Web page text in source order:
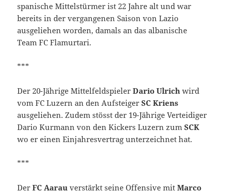
spanische Mittelstürmer ist 22 Jahre alt und war
bereits in der vergangenen Saison von Lazio
ausgeliehen worden, damals an das albanische
Team FC Flamurtari.
***
Der 20-Jährige MittelfeldspielerDario Ulrich wird
vom FC Luzern an den AufsteigerSC Kriens
ausgeliehen. Zudem stösst der 19-Jährige Verteidiger
Dario Kurmann von den Kickers Luzern zumSCK
wo er einen Einjahresvertrag unterzeichnet hat.
***
DerFC Aarau verstärkt seine Offensive mitMarco